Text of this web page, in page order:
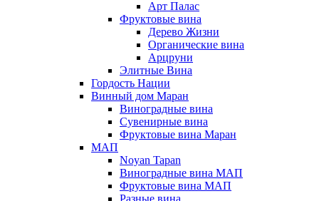
Арт Палас
Фруктовые вина
Дерево Жизни
Органические вина
Арцруни
Элитные Вина
Гордость Нации
Винный дом Маран
Виноградные вина
Сувенирные вина
Фруктовые вина Маран
МАП
Noyan Tapan
Виноградные вина МАП
Фруктовые вина МАП
Разные вина